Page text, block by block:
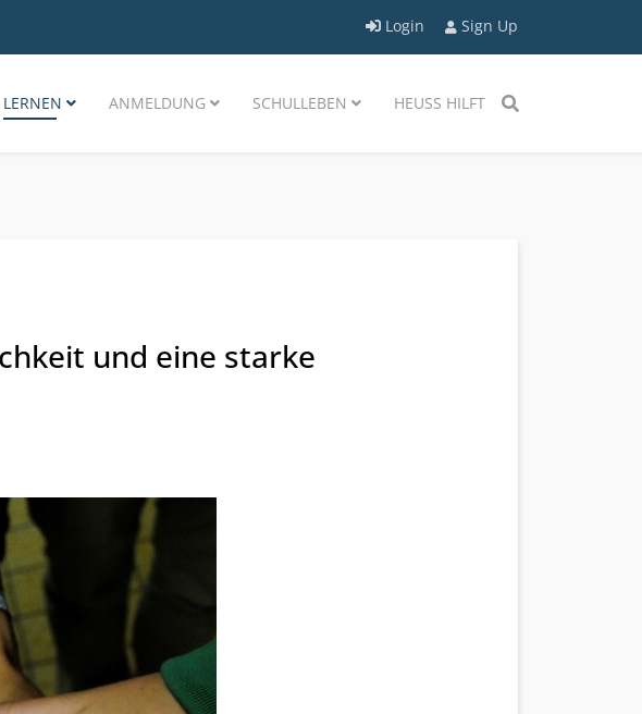
Login Sign Up
LERNEN ANMELDUNG SCHULLEBEN HEUSS HILFT
und eine starke